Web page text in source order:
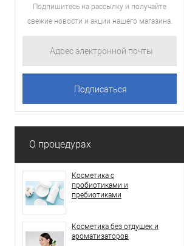
Подпишитесь на рассылку и получайте
свежие новости и акции нашего магазина.
О процедурах
Косметика с
пробиотиками и
пребиотиками
Косметика без отдушек и
ароматизаторов